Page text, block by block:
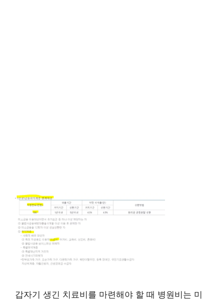
갑자기 생긴 치료비를 마련해야 할 때 병원비는 미